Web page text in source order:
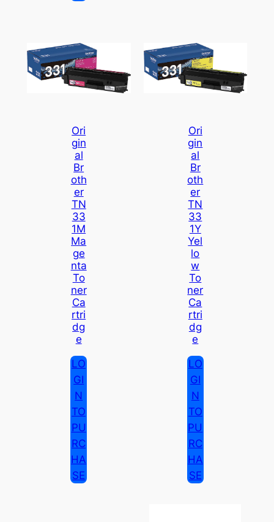
Ori
Gin
Al
Br
Oth
Er
TN
33
1M
Ma
Ge
Nta
To
Ner
Ca
Rtri
Dg
E
LO
GI
N
TO
PU
RC
HA
SE
Ori
Gin
Al
Br
Oth
Er
TN
33
1Y
Yel
Lo
W
To
Ner
Ca
Rtri
Dg
E
LO
GI
N
TO
PU
RC
HA
SE